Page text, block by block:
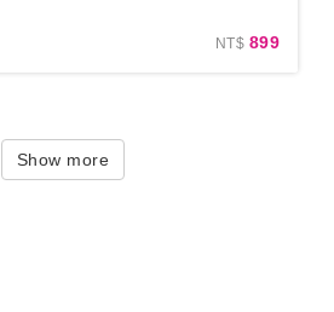
NT$ 899
Show more